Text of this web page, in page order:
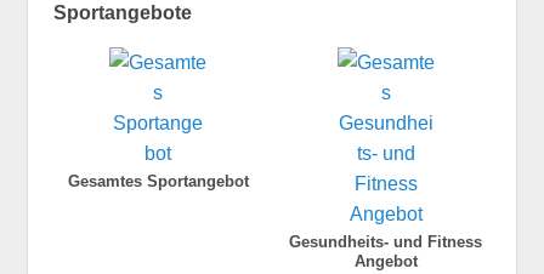
Sportangebote
Gesamtes Sportangebot
Gesundheits- und Fitness
Angebot